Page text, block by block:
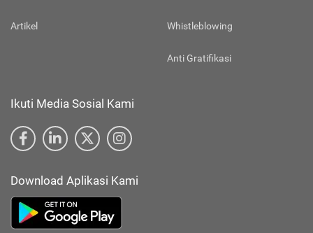
Artikel Whistleblowing
Anti Gratifikasi
Ikuti Media Sosial Kami
Download Aplikasi Kami